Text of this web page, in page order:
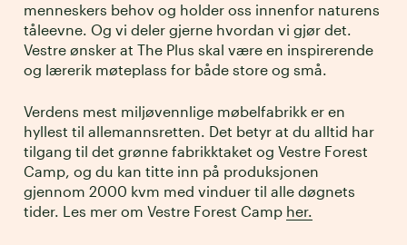
Mat og drikke →
Kontakt oss→
menneskers behov og holder oss innenfor naturens
tåleevne. Og vi deler gjerne hvordan vi gjør det.
Vestre ønsker at The Plus skal være en inspirerende
og lærerik møteplass for både store og små.
Verdens mest miljøvennlige møbelfabrikk er en
hyllest til allemannsretten. Det betyr at du alltid har
tilgang til det grønne fabrikktaket og Vestre Forest
Camp, og du kan titte inn på produksjonen
gjennom 2000 kvm med vinduer til alle døgnets
tider. Les mer om Vestre Forest Camp her.